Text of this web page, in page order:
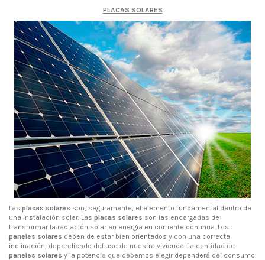
PLACAS SOLARES
Las placas solares son, seguramente, el elemento fundamental dentro de
una instalación solar. Las placas solares son las encargadas de
transformar la radiación solar en energia en corriente continua. Los
paneles solares deben de estar bien orientados y con una correcta
inclinación, dependiendo del uso de nuestra vivienda. La cantidad de
paneles solares y la potencia que debemos elegir dependerá del consumo